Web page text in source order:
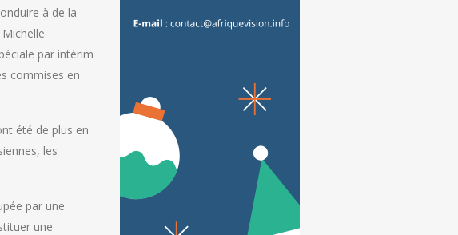
à de la
par intérim
commises en
été de plus en
les
par une
une